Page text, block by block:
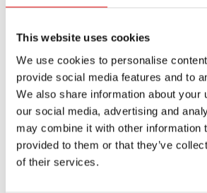
This website uses cookies
We use cookies to personalise
provide social media features and to
We also share information about your
our social media, advertising and
may combine it with other information
provided to them or that they’ve
of their services.
oznaczają większy ciężar kół.
się obracało – to czyni rower
pogarsza przyspieszenie.
zwiększa również masę
większa masa nieresorowana,
bezwładność – to zaś utrudnia
jazdy całego koła, co może źle